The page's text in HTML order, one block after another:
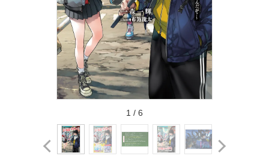
1 / 6